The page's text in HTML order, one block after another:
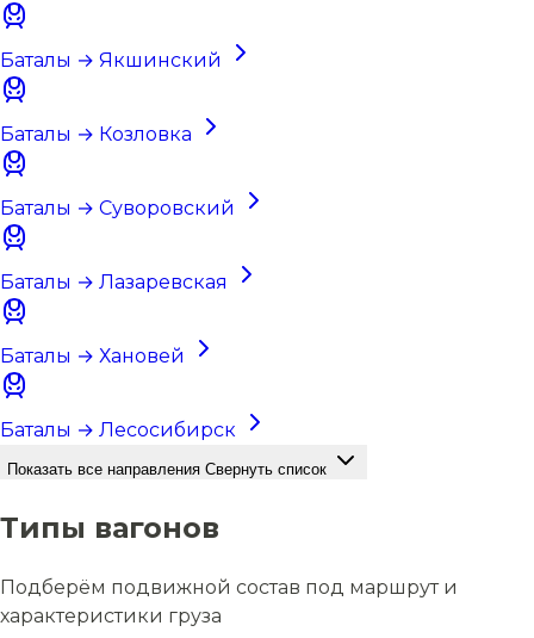
Баталы → Якшинский
Баталы → Козловка
Баталы → Суворовский
Баталы → Лазаревская
Баталы → Хановей
Баталы → Лесосибирск
Показать все направления Свернуть список
Типы вагонов
Подберём подвижной состав под маршрут и
характеристики груза